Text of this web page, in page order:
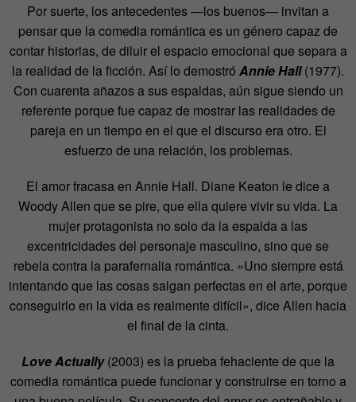
Por suerte, los antecedentes —los buenos— invitan a
pensar que la comedia romántica es un género capaz de
contar historias, de diluir el espacio emocional que separa a
la realidad de la ficción. Así lo demostró Annie Hall(1977).
Con cuarenta añazos a sus espaldas, aún sigue siendo un
referente porque fue capaz de mostrar las realidades de
pareja en un tiempo en el que el discurso era otro. El
esfuerzo de una relación, los problemas.
El amor fracasa en Annie Hall. Diane Keaton le dice a
Woody Allen que se pire, que ella quiere vivir su vida. La
mujer protagonista no solo da la espalda a las
excentricidades del personaje masculino, sino que se
rebela contra la parafernalia romántica. «Uno siempre está
intentando que las cosas salgan perfectas en el arte, porque
conseguirlo en la vida es realmente difícil», dice Allen hacia
el final de la cinta.
Love Actually(2003) es la prueba fehaciente de que la
comedia romántica puede funcionar y construirse en torno a